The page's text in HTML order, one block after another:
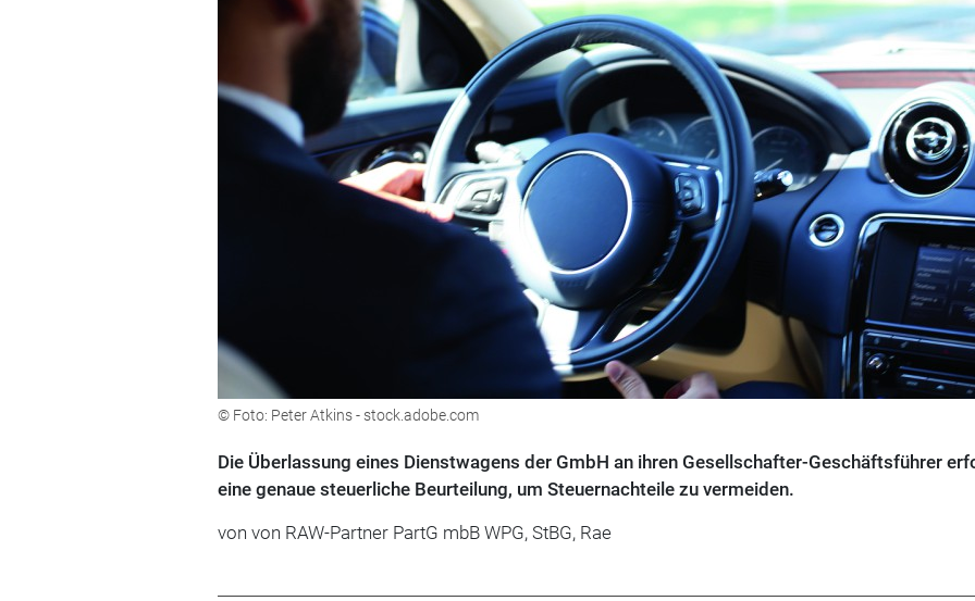
© Foto: Peter Atkins - stock.adobe.com
Die Überlassung eines Dienstwagens der GmbH an ihren Gesellschafter-Geschäftsführer
eine genaue steuerliche Beurteilung, um Steuernachteile zu vermeiden.
von von RAW-Partner PartG mbB WPG, StBG, Rae